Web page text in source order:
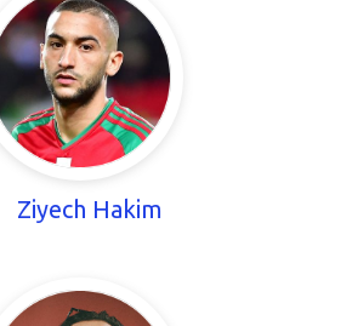
Ziyech Hakim